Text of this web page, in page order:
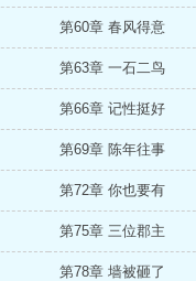
第60章 春风得意
第63章 一石二鸟
第66章 记性挺好
第69章 陈年往事
第72章 你也要有
第75章 三位郡主
第78章 墙被砸了